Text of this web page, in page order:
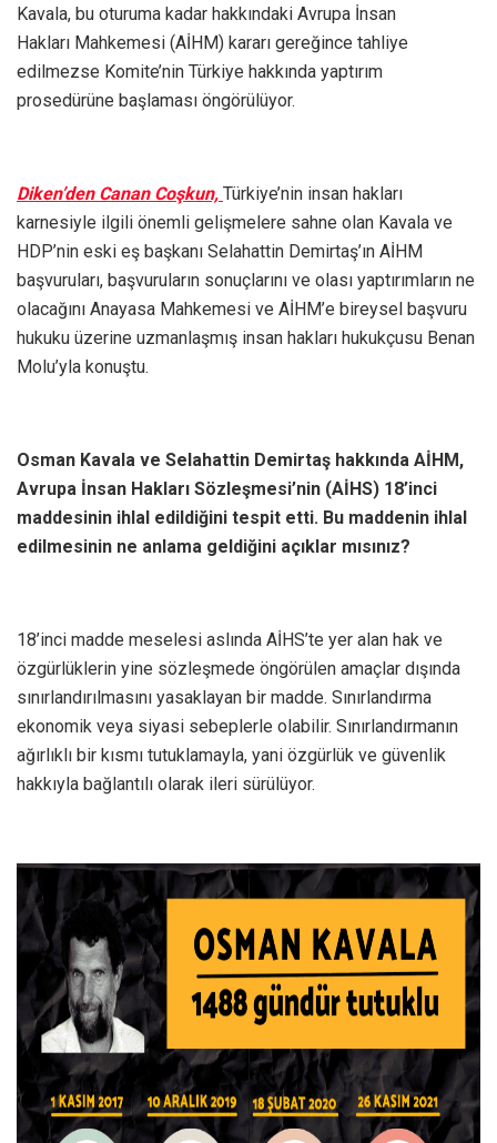
Kavala, bu oturuma kadar hakkındaki Avrupa İnsan
Hakları Mahkemesi (AİHM) kararı gereğince tahliye
edilmezse Komite’nin Türkiye hakkında yaptırım
prosedürüne başlaması öngörülüyor.
Diken’den Canan Coşkun, Türkiye’nin insan hakları
karnesiyle ilgili önemli gelişmelere sahne olan Kavala ve
HDP’nin eski eş başkanı Selahattin Demirtaş’ın AİHM
başvuruları, başvuruların sonuçlarını ve olası yaptırımların ne
olacağını Anayasa Mahkemesi ve AİHM’e bireysel başvuru
hukuku üzerine uzmanlaşmış insan hakları hukukçusu Benan
Molu’yla konuştu.
Osman Kavala ve Selahattin Demirtaş hakkında AİHM,
Avrupa İnsan Hakları Sözleşmesi’nin (AİHS) 18’inci
maddesinin ihlal edildiğini tespit etti. Bu maddenin ihlal
edilmesinin ne anlama geldiğini açıklar mısınız?
18’inci madde meselesi aslında AİHS’te yer alan hak ve
özgürlüklerin yine sözleşmede öngörülen amaçlar dışında
sınırlandırılmasını yasaklayan bir madde. Sınırlandırma
ekonomik veya siyasi sebeplerle olabilir. Sınırlandırmanın
ağırlıklı bir kısmı tutuklamayla, yani özgürlük ve güvenlik
hakkıyla bağlantılı olarak ileri sürülüyor.